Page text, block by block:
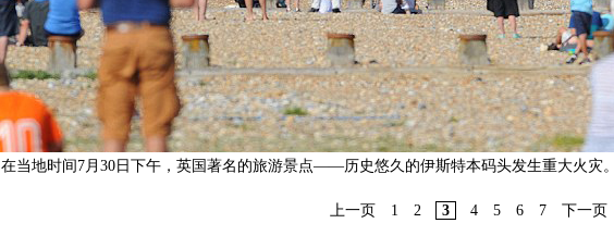
在当地时间7月30日下午，英国著名的旅游景点——历史悠久的伊斯特本码头发生重大火灾。
上一页 1 2 3 4 5 6 7 下一页